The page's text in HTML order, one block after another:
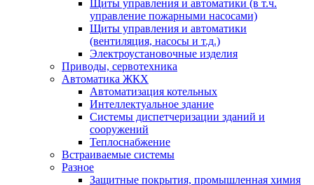
Щиты управления и автоматики (в т.ч.
управление пожарными насосами)
Щиты управления и автоматики
(вентиляция, насосы и т.д.)
Электроустановочные изделия
Приводы, сервотехника
Автоматика ЖКХ
Автоматизация котельных
Интеллектуальное здание
Системы диспетчеризации зданий и
сооружений
Теплоснабжение
Встраиваемые системы
Разное
Защитные покрытия, промышленная химия